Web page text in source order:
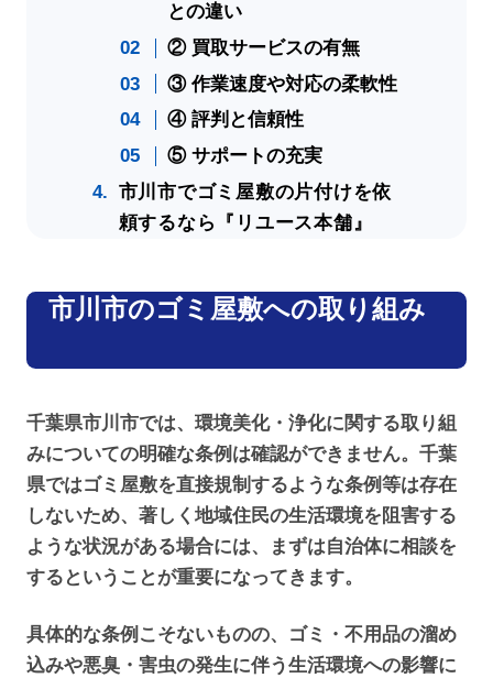
との違い
② 買取サービスの有無
③ 作業速度や対応の柔軟性
④ 評判と信頼性
⑤ サポートの充実
市川市でゴミ屋敷の片付けを依
頼するなら『リユース本舗』
市川市のゴミ屋敷への取り組み
千葉県市川市では、環境美化・浄化に関する取り組
みについての明確な条例は確認ができません。千葉
県ではゴミ屋敷を直接規制するような条例等は存在
しないため、著しく地域住民の生活環境を阻害する
ような状況がある場合には、まずは自治体に相談を
するということが重要になってきます。
具体的な条例こそないものの、ゴミ・不用品の溜め
込みや悪臭・害虫の発生に伴う生活環境への影響に